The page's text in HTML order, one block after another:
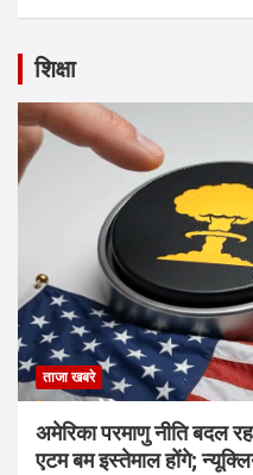
शिक्षा
ताजा खबरे
अमेरिका परमाणु नीति बदल
एटम बम इस्तेमाल होंगे;